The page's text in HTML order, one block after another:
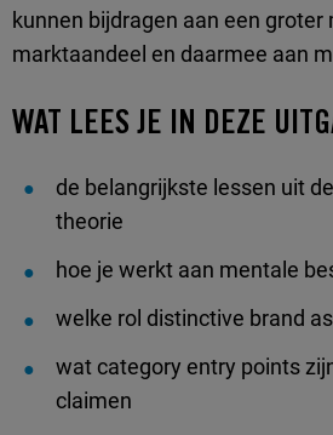
kunnen bijdragen aan een groter
marktaandeel en daarmee aan
WAT LEES JE IN DEZE
de belangrijkste lessen uit
theorie
hoe je werkt aan mentale
welke rol distinctive brand
wat category entry points
claimen